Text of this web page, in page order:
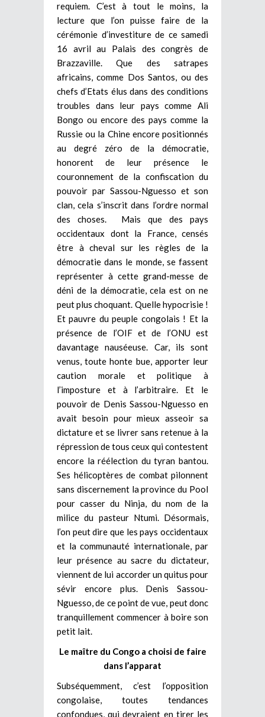
requiem. C’est à tout le moins, la
lecture que l’on puisse faire de la
cérémonie d’investiture de ce samedi
16 avril au Palais des congrès de
Brazzaville. Que des satrapes
africains, comme Dos Santos, ou des
chefs d’Etats élus dans des conditions
troubles dans leur pays comme Ali
Bongo ou encore des pays comme la
Russie ou la Chine encore positionnés
au degré zéro de la démocratie,
honorent de leur présence le
couronnement de la confiscation du
pouvoir par Sassou-Nguesso et son
clan, cela s’inscrit dans l’ordre normal
des choses. Mais que des pays
occidentaux dont la France, censés
être à cheval sur les règles de la
démocratie dans le monde, se fassent
représenter à cette grand-messe de
déni de la démocratie, cela est on ne
peut plus choquant. Quelle hypocrisie !
Et pauvre du peuple congolais ! Et la
présence de l’OIF et de l’ONU est
davantage nauséeuse. Car, ils sont
venus, toute honte bue, apporter leur
caution morale et politique à
l’imposture et à l’arbitraire. Et le
pouvoir de Denis Sassou-Nguesso en
avait besoin pour mieux asseoir sa
dictature et se livrer sans retenue à la
répression de tous ceux qui contestent
encore la réélection du tyran bantou.
Ses hélicoptères de combat pilonnent
sans discernement la province du Pool
pour casser du Ninja, du nom de la
milice du pasteur Ntumi. Désormais,
l’on peut dire que les pays occidentaux
et la communauté internationale, par
leur présence au sacre du dictateur,
viennent de lui accorder un quitus pour
sévir encore plus. Denis Sassou-
Nguesso, de ce point de vue, peut donc
tranquillement commencer à boire son
petit lait.
Le maître du Congo a choisi de faire
dans l’apparat
Subséquemment, c’est l’opposition
congolaise, toutes tendances
confondues, qui devraient en tirer les